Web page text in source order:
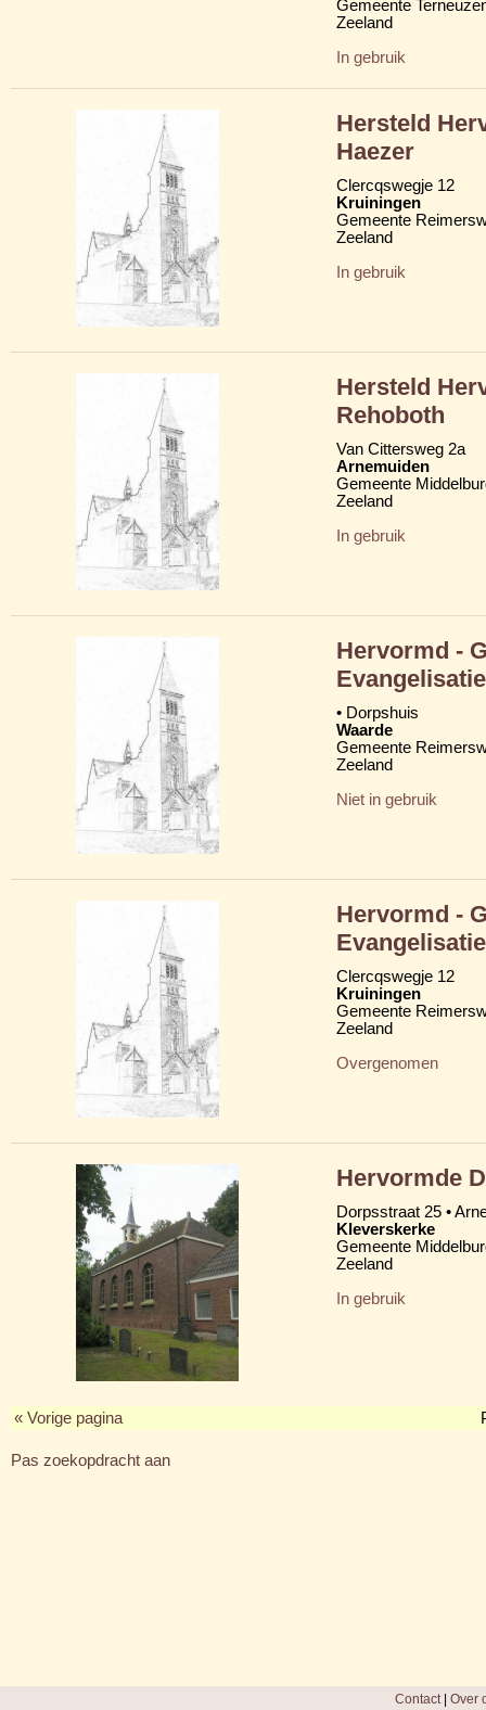
Gemeente
Zeeland
In gebruik
Hersteld
Haezer
Clercqswegje 12
Kruiningen
Gemeente
Zeeland
In gebruik
Hersteld
Rehoboth
Van Cittersweg 2a
Arnemuiden
Gemeente
Zeeland
In gebruik
Hervormd -
Evangelisatie
• Dorpshuis
Waarde
Gemeente
Zeeland
Niet in gebruik
Hervormd -
Evangelisatie
Clercqswegje 12
Kruiningen
Gemeente
Zeeland
Overgenomen
Hervormde
Dorpsstraat 25 •
Kleverskerke
Gemeente
Zeeland
In gebruik
« Vorige pagina
Pas zoekopdracht aan
Contact| Over